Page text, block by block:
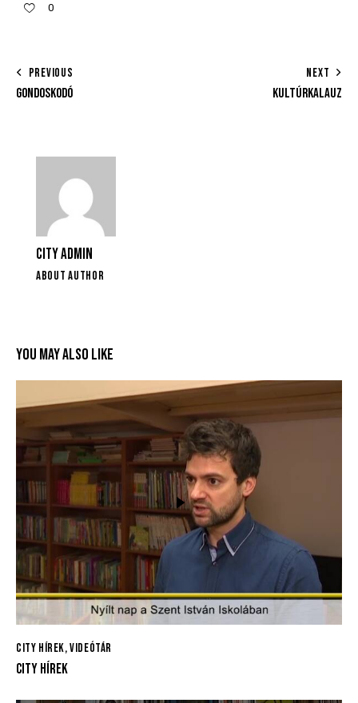
0
PREVIOUS
GONDOSKODÓ
NEXT
KULTÚRKALAUZ
CITY ADMIN
ABOUT AUTHOR
YOU MAY ALSO LIKE
CITY HÍREK,VIDEÓTÁR
CITY HÍREK